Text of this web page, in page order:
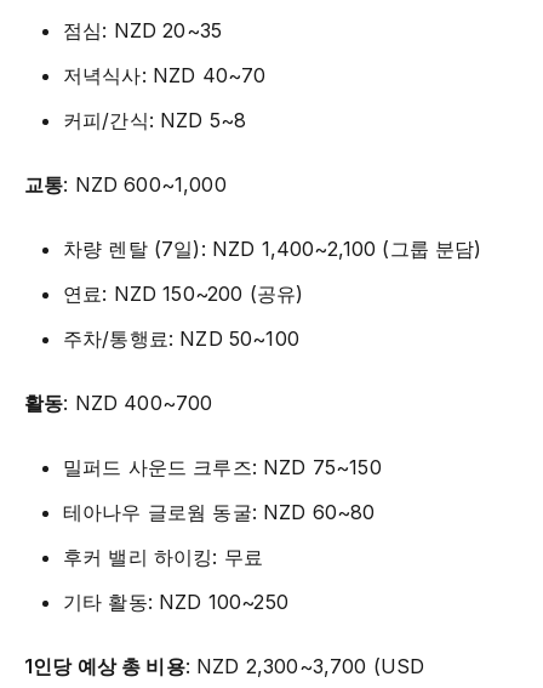
점심: NZD 20~35
저녁식사: NZD 40~70
커피/간식: NZD 5~8
교통: NZD 600~1,000
차량 렌탈 (7일): NZD 1,400~2,100 (그룹 분담)
연료: NZD 150~200 (공유)
주차/통행료: NZD 50~100
활동: NZD 400~700
밀퍼드 사운드 크루즈: NZD 75~150
테아나우 글로웜 동굴: NZD 60~80
후커 밸리 하이킹: 무료
기타 활동: NZD 100~250
1인당 예상 총 비용: NZD 2,300~3,700 (USD